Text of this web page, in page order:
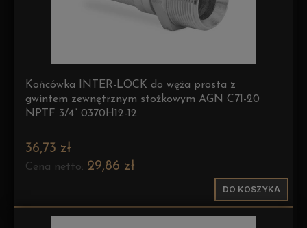
Końcówka INTER-LOCK do węża prosta z
gwintem zewnętrznym stożkowym AGN C71-20
NPTF 3/4” 0370H12-12
36,73 zł
Cena netto: 29,86 zł
DO KOSZYKA